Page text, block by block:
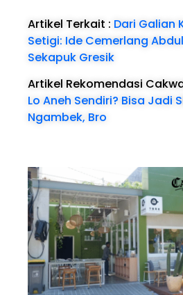
Artikel Terkait : Dari Galian
Setigi: Ide Cemerlang
Sekapuk Gresik
Artikel Rekomendasi
Lo Aneh Sendiri? Bisa Jadi
Ngambek, Bro